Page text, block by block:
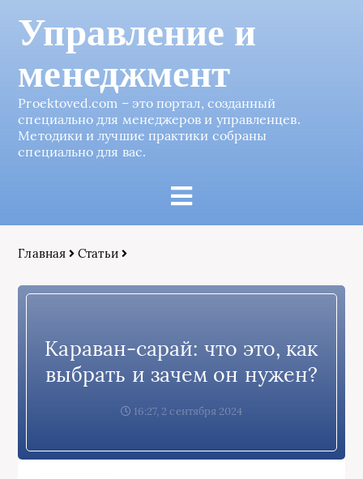
Управление и
менеджмент
Proektoved.com – это портал, созданный
специально для менеджеров и управленцев.
Методики и лучшие практики собраны
специально для вас.
Главная Статьи
Караван-сарай: что это, как
выбрать и зачем он нужен?
16:27, 2 сентября 2024